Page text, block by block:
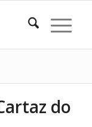
do